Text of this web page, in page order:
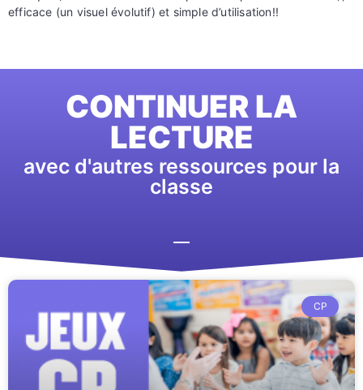
efficace (un visuel évolutif) et simple d’utilisation!!
CONTINUER LA
LECTURE
avec d'autres ressources pour la
classe
CP